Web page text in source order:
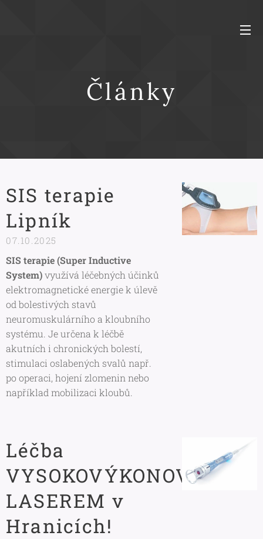
Články
SIS terapie
Lipník
07.10.2025
SIS terapie (Super Inductive
System)využívá léčebných účinků
elektromagnetické energie k úlevě
od bolestivých stavů
neuromuskulárního a kloubního
systému. Je určena k léčbě
akutních i chronických bolestí,
stimulaci oslabených svalů např.
po operaci, hojení zlomenin nebo
například mobilizaci kloubů.
Léčba
VYSOKOVÝKONOVÝM
LASEREM v
Hranicích!